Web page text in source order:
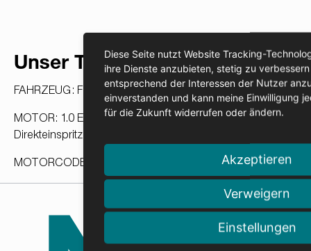
Unser Testfall
FAHRZEUG: Ford Focus III
MOTOR: 1.0 EcoBoost (3 Zylinder, Benzin,
Direkteinspritzung, turbogeladen)
MOTORCODE: M1DA
Der EcoBoost-Motor ist mit 3 Einzelspulen ausgestattet,
eine pro Zylinder, die wie dargestellt angeordnet sind. Zur
Diese Seite nutzt Website Tracking-
ihre Dienste anzubieten, stetig zu
entsprechend der Interessen der Nutzer
einverstanden und kann meine Einwilligung
für die Zukunft widerrufen oder ändern.
Akzeptieren
Verweigern
Einstellungen